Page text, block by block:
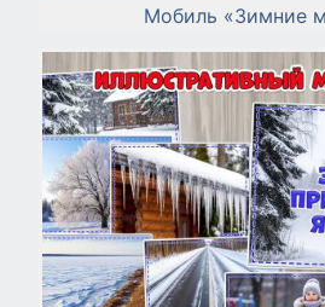
Мобиль «Зимние